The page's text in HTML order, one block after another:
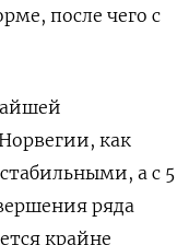
после чего ‌с
как
а с 5
ряда
крайне